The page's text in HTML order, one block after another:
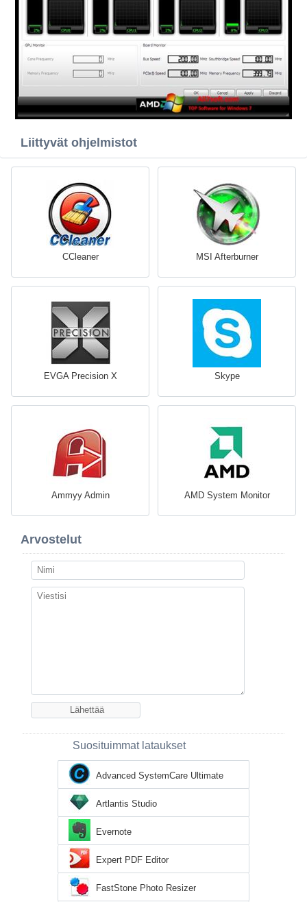
Liittyvät ohjelmistot
CCleaner MSI Afterburner
EVGA Precision X Skype
Ammyy Admin AMD System Monitor
Arvostelut
Suosituimmat lataukset
Advanced SystemCare Ultimate
Artlantis Studio
Evernote
Expert PDF Editor
FastStone Photo Resizer